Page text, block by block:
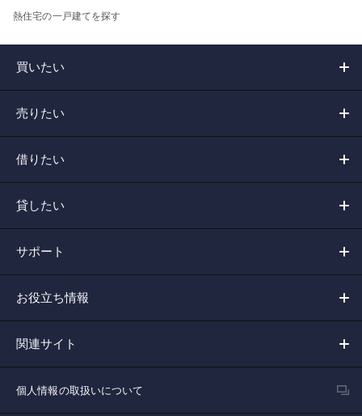
熱住宅の一戸建てを探す
買いたい
売りたい
借りたい
貸したい
サポート
お役立ち情報
関連サイト
個人情報の取扱いについて